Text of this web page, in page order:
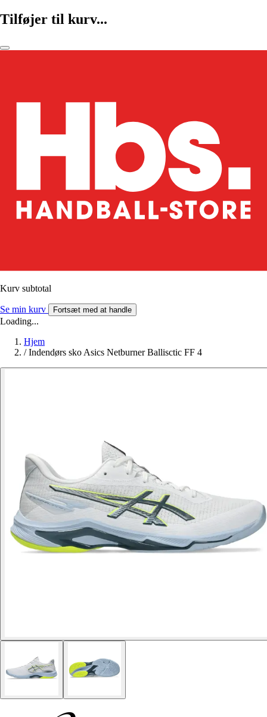
Tilføjer til kurv...
Kurv subtotal
Se min kurv Fortsæt med at handle
Loading...
Hjem
/ Indendørs sko Asics Netburner Ballisctic FF 4